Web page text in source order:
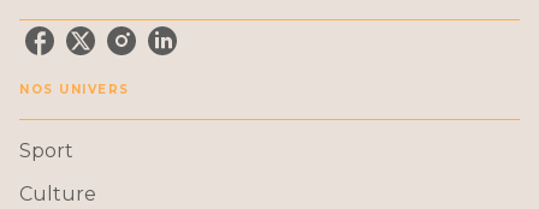
NOS UNIVERS
Sport
Culture